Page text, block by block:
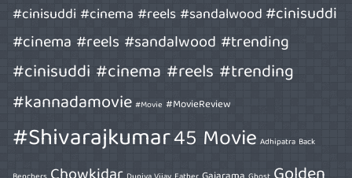
#cinisuddi #cinema #reels #sandalwood#cinisuddi
#cinema #reels #sandalwood #trending
#cinisuddi #cinema #reels #trending
#kannadamovie #Movie #MovieReview
#Shivarajkumar45 Movie Adhipatra Back